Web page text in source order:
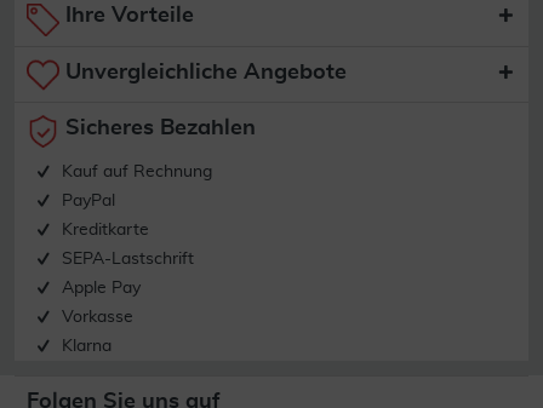
Ihre Vorteile
Unvergleichliche Angebote
Sicheres Bezahlen
Kauf auf Rechnung
PayPal
Kreditkarte
SEPA-Lastschrift
Apple Pay
Vorkasse
Klarna
Folgen Sie uns auf